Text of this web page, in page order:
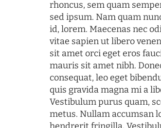
rhoncus, sem quam
sed ipsum. Nam quam
id, lorem. Maecenas nec
vitae sapien ut libero
sit amet orci eget eros
mauris sit amet nibh.
consequat, leo eget
quis gravida magna mi a
Vestibulum purus quam,
metus. Nullam accumsan